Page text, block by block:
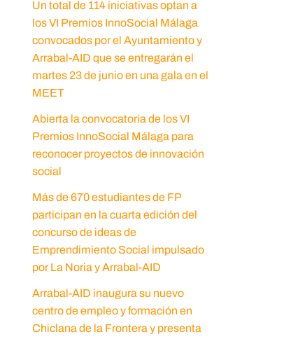
Un total de 114 iniciativas optan a
los VI Premios InnoSocial Málaga
convocados por el Ayuntamiento y
Arrabal-AID que se entregarán el
martes 23 de junio en una gala en el
MEET
Abierta la convocatoria de los VI
Premios InnoSocial Málaga para
reconocer proyectos de innovación
social
Más de 670 estudiantes de FP
participan en la cuarta edición del
concurso de ideas de
Emprendimiento Social impulsado
por La Noria y Arrabal-AID
Arrabal-AID inaugura su nuevo
centro de empleo y formación en
Chiclana de la Frontera y presenta